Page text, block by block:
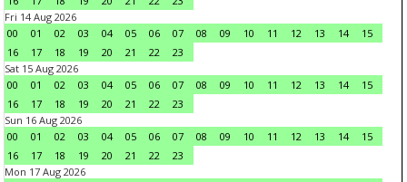
Fri 14 Aug 2026
00
01 02 03 04 05 06 07 08 09 10 11 12 13 14
15
16
17 18 19 20 21 22
23
Sat 15 Aug 2026
00
01 02 03 04 05 06 07 08 09 10 11 12 13 14
15
16
17 18 19 20 21 22
23
Sun 16 Aug 2026
00
01 02 03 04 05 06 07 08 09 10 11 12 13 14
15
16
17 18 19 20 21 22
23
Mon 17 Aug 2026